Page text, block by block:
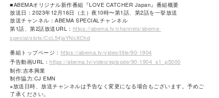
■ABEMAオリジナル新作番組『LOVE CATCHER Japan』番組概要
放送日：2023年12月16日（土）夜10時〜第1話、第2話を一挙放送
放送チャンネル：ABEMA SPECIALチャンネル
第1話、第2話放送URL： https://abema.tv/channels/abema-
special/slots/CcL54jaYNcXChd
番組トップページ： https://abema.tv/video/title/90-1904
予告動画URL： https://abema.tv/video/episode/90-1904_s1_p5000
制作:吉本興業
制作協力:CJ EMN
※放送日時、放送チャンネルは予告なく変更になる場合もございます。予めご
了承ください。